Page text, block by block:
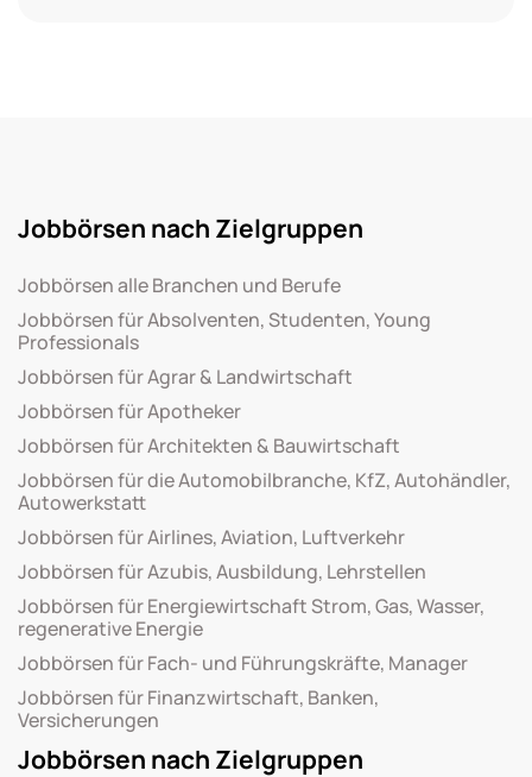
Jobbörsen nach Zielgruppen
Jobbörsen alle Branchen und Berufe
Jobbörsen für Absolventen, Studenten, Young
Professionals
Jobbörsen für Agrar & Landwirtschaft
Jobbörsen für Apotheker
Jobbörsen für Architekten & Bauwirtschaft
Jobbörsen für die Automobilbranche, KfZ, Autohändler,
Autowerkstatt
Jobbörsen für Airlines, Aviation, Luftverkehr
Jobbörsen für Azubis, Ausbildung, Lehrstellen
Jobbörsen für Energiewirtschaft Strom, Gas, Wasser,
regenerative Energie
Jobbörsen für Fach- und Führungskräfte, Manager
Jobbörsen für Finanzwirtschaft, Banken,
Versicherungen
Jobbörsen nach Zielgruppen